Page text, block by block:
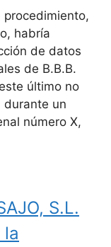
procedimiento,
habría
de datos
de B.B.B.
último no
durante un
número X,
S.L.
la